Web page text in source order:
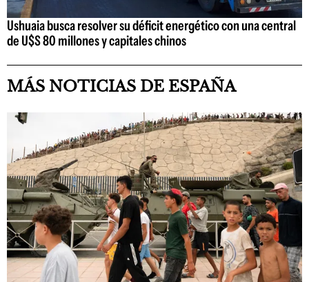
Ushuaia busca resolver su déficit energético con una central
de U$S 80 millones y capitales chinos
MÁS NOTICIAS DE ESPAÑA